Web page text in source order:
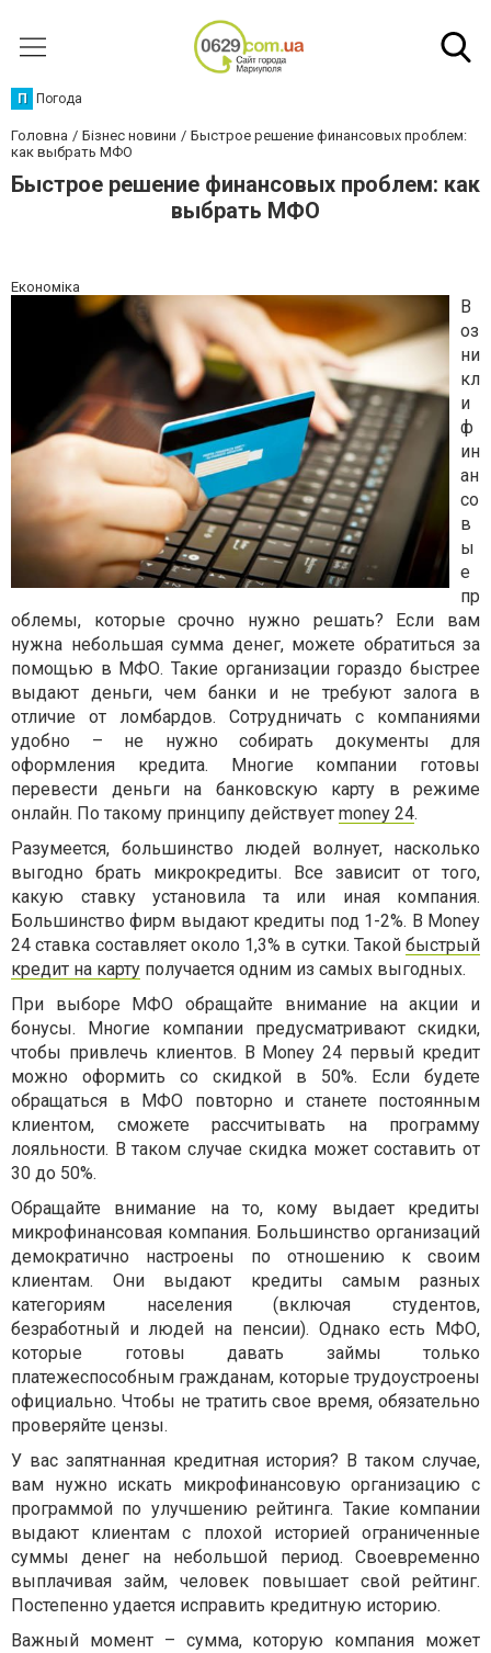
П Погода
Головна Бізнес новини
Быстрое решение финансовых проблем:
как выбрать МФО
Быстрое решение финансовых проблем: как
выбрать МФО
Економіка
В
оз
ни
кл
и
ф
ин
ан
со
в
ы
е
пр
облемы, которые срочно нужно решать? Если вам
нужна небольшая сумма денег, можете обратиться за
помощью в МФО. Такие организации гораздо быстрее
выдают деньги, чем банки и не требуют залога в
отличие от ломбардов. Сотрудничать с компаниями
удобно – не нужно собирать документы для
оформления кредита. Многие компании готовы
перевести деньги на банковскую карту в режиме
онлайн. По такому принципу действует money 24.
Разумеется, большинство людей волнует, насколько
выгодно брать микрокредиты. Все зависит от того,
какую ставку установила та или иная компания.
Большинство фирм выдают кредиты под 1-2%. В Money
24 ставка составляет около 1,3% в сутки. Такой быстрый
кредит на карту получается одним из самых выгодных.
При выборе МФО обращайте внимание на акции и
бонусы. Многие компании предусматривают скидки,
чтобы привлечь клиентов. В Money 24 первый кредит
можно оформить со скидкой в 50%. Если будете
обращаться в МФО повторно и станете постоянным
клиентом, сможете рассчитывать на программу
лояльности. В таком случае скидка может составить от
30 до 50%.
Обращайте внимание на то, кому выдает кредиты
микрофинансовая компания. Большинство организаций
демократично настроены по отношению к своим
клиентам. Они выдают кредиты самым разных
категориям населения (включая студентов,
безработный и людей на пенсии). Однако есть МФО,
которые готовы давать займы только
платежеспособным гражданам, которые трудоустроены
официально. Чтобы не тратить свое время, обязательно
проверяйте цензы.
У вас запятнанная кредитная история? В таком случае,
вам нужно искать микрофинансовую организацию с
программой по улучшению рейтинга. Такие компании
выдают клиентам с плохой историей ограниченные
суммы денег на небольшой период. Своевременно
выплачивая займ, человек повышает свой рейтинг.
Постепенно удается исправить кредитную историю.
Важный момент – сумма, которую компания может